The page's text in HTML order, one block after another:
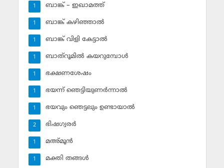
ബാങ്ക് – ഇഖാമത്ത്
1
ബാങ്ക് കഴിഞ്ഞാല്‍
1
ബാങ്ക് വിളി കേട്ടാല്‍
1
ബാത്‌റൂമില്‍ കയറുമ്പോള്‍
1
ഭക്ഷണശേഷം
1
ഭയന്ന് ഞെട്ടിയുണര്‍ന്നാല്‍
1
ഭയവും ഞെട്ടലും ഉണ്ടായാല്‍
1
ഭിഷഗ്വരര്‍
2
മഅ്മൂന്‍
1
മക്തി തങ്ങള്‍
1